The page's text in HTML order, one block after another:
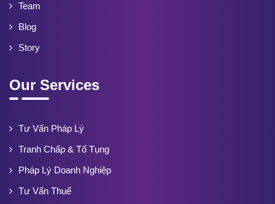
Team
Blog
Story
Our Services
Tư Vấn Pháp Lý
Tranh Chấp & Tố Tụng
Pháp Lý Doanh Nghiệp
Tư Vấn Thuế